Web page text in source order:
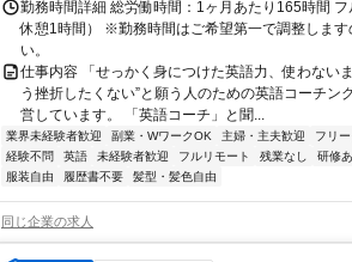
勤務時間詳細 総労働時間：1ヶ月あたり165時間 フ
休憩1時間） ※勤務時間はご希望第一で調整します
い。
仕事内容 「せっかく身につけた英語力、使わない
う挫折したくない”と願う人のための英語コーチン
営しています。 「英語コーチ」と聞...
業界未経験者歓迎 副業・WワークOK 主婦・主夫歓迎 フリ
経験不問
英語 未経験者歓迎 フルリモート 残業なし 研修
服装自由
履歴書不要 髪型・髪色自由
同じ企業の求人